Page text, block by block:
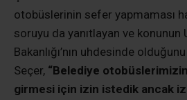
otobüslerinin sefer yapmaması
soruyu da yanıtlayan ve konunun
Bakanlığı’nın uhdesinde
Seçer, “Belediye
girmesi için izin istedik ancak